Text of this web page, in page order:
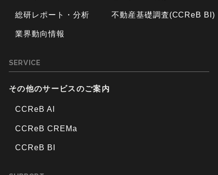
総研レポート・分析
業界動向情報
不動産基礎調査(CCReB BI)
SERVICE
その他のサービスのご案内
CCReB AI
CCReB CREMa
CCReB BI